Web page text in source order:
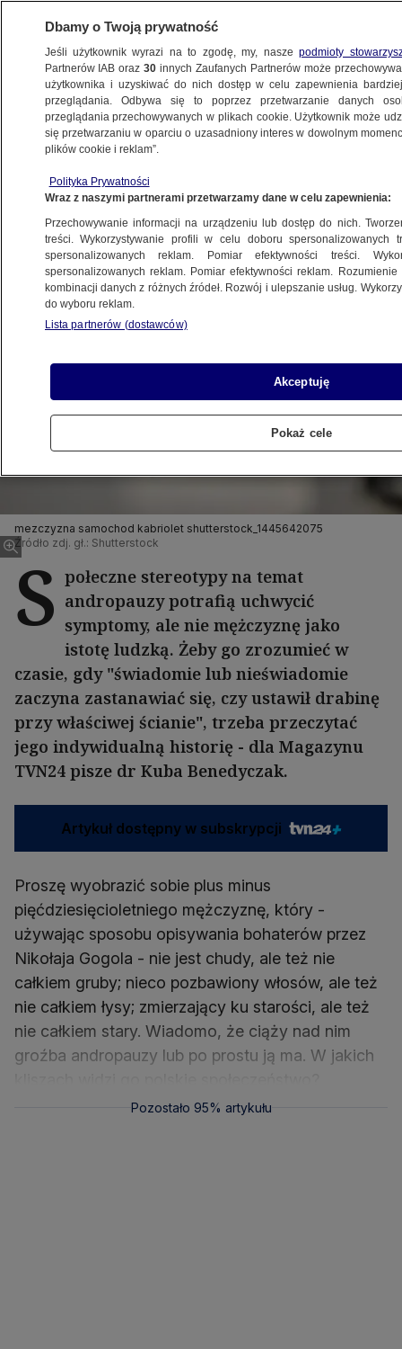
POLSKA
Andropauza, czyli jestem
tylko mężczyzną
30.10.2021, 00:01
Udostępnij
mezczyzna samochod kabriolet shutterstock_1445642075
Źródło zdj. gł.: Shutterstock
S połeczne stereotypy na temat
andropauzy potrafią uchwycić
symptomy, ale nie mężczyznę jako
istotę ludzką. Żeby go zrozumieć w
czasie, gdy "świadomie lub nieświadomie
zaczyna zastanawiać się, czy ustawił drabinę
przy właściwej ścianie", trzeba przeczytać
jego indywidualną historię - dla Magazynu
TVN24 pisze dr Kuba Benedyczak.
Artykuł dostępny w subskrypcji
Proszę wyobrazić sobie plus minus
pięćdziesięcioletniego mężczyznę, który -
używając sposobu opisywania bohaterów przez
Nikołaja Gogola - nie jest chudy, ale też nie
całkiem gruby; nieco pozbawiony włosów, ale też
nie całkiem łysy; zmierzający ku starości, ale też
nie całkiem stary. Wiadomo, że ciąży nad nim
groźba andropauzy lub po prostu ją ma. W jakich
Pozostało 95% artykułu
Dbamy o Twoją prywatność
Jeśli użytkownik wyrazi na to zgodę, my, naszepodmioty
Partnerów IAB oraz30 innych Zaufanych Partnerów może
użytkownika i uzyskiwać do nich dostęp w celu zapewnienia
przeglądania. Odbywa się to poprzez przetwarzanie danych
przeglądania przechowywanych w plikach cookie. Użytkownik może
się przetwarzaniu w oparciu o uzasadniony interes w dowolnym
plików cookie i reklam”.
Polityka Prywatności
Wraz z naszymi partnerami przetwarzamy dane w celu zapewnienia:
Przechowywanie informacji na urządzeniu lub dostęp do nich.
treści. Wykorzystywanie profili w celu doboru spersonalizowanych
spersonalizowanych reklam. Pomiar efektywności treści.
spersonalizowanych reklam. Pomiar efektywności reklam.
kombinacji danych z różnych źródeł. Rozwój i ulepszanie usług.
do wyboru reklam.
Lista partnerów (dostawców)
Akceptuję
Pokaż cele